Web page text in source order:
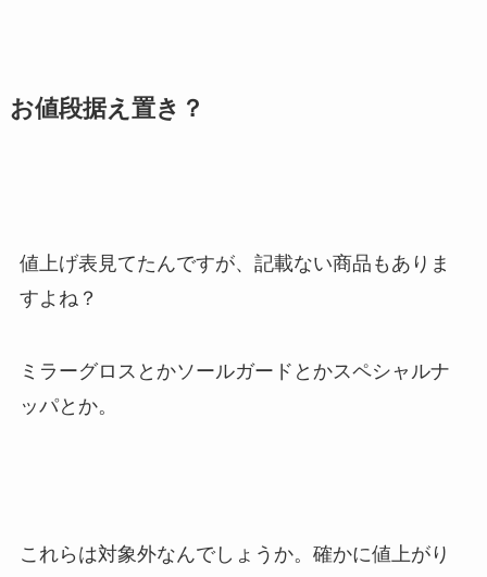
お値段据え置き？
値上げ表見てたんですが、記載ない商品もありま
すよね？
ミラーグロスとかソールガードとかスペシャルナ
ッパとか。
これらは対象外なんでしょうか。確かに値上がり